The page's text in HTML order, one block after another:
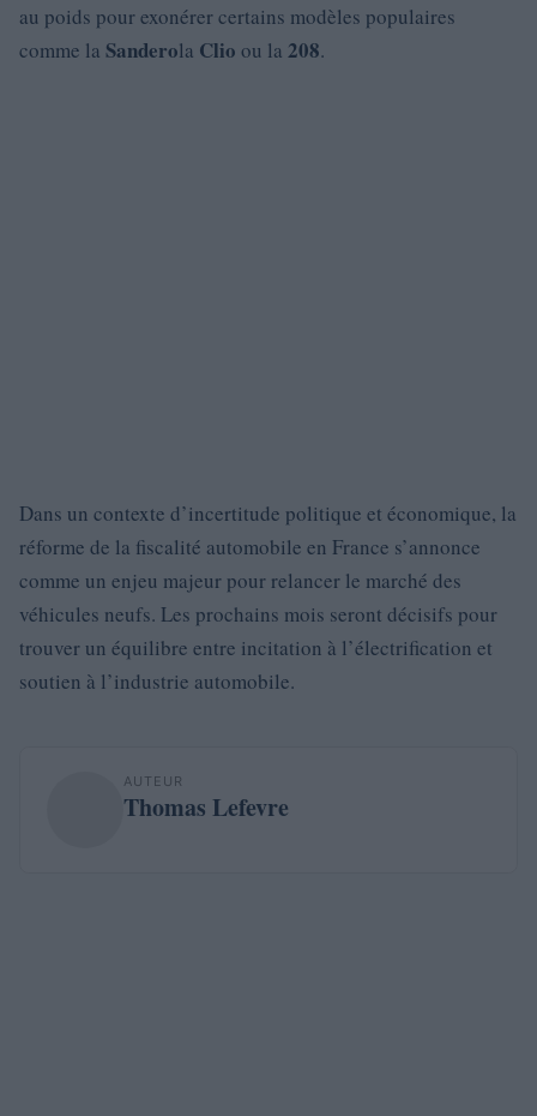
au poids pour exonérer certains modèles populaires
comme la Sanderola Clio ou la 208.
Dans un contexte d’incertitude politique et économique, la
réforme de la fiscalité automobile en France s’annonce
comme un enjeu majeur pour relancer le marché des
véhicules neufs. Les prochains mois seront décisifs pour
trouver un équilibre entre incitation à l’électrification et
soutien à l’industrie automobile.
AUTEUR
Thomas Lefevre